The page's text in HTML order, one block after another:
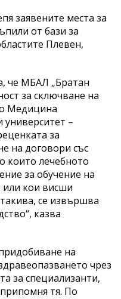
заявените места за
от бази за
Плевен,
че МБАЛ „Братан
за сключване на
Медицина
–
за
на договори със
които лечебното
за обучение на
или кои висши
се извършва
казва
на
чрез
за специализанти,
тя. По